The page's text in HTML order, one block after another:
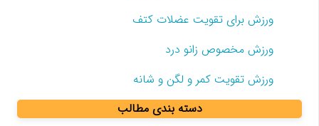
ورزش برای تقویت عضلات کتف
ورزش مخصوص زانو درد
ورزش تقویت کمر و لگن و شانه
دسته بندی مطالب